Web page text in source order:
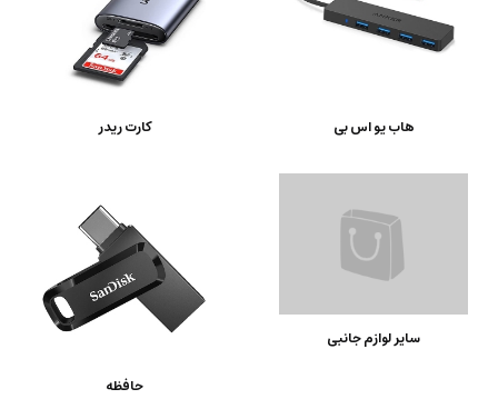
هاب یو اس بی کارت ریدر
سایر لوازم جانبی
حافظه